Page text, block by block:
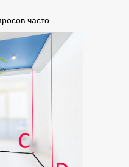
часто
конструктивным
как практический
материалом
живо
вариант.